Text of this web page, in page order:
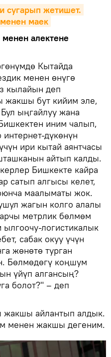
сугарып жетишет.
маек
алектене
Кытайда
менен өнүгө
кылайын деп
жакшы бут кийим эле,
ыңгайлуу жана
иним чалып,
дүкөнүн
ири кытай аянтчасы
айтып калды.
Бишкекте кайра
сатып алгысы келет,
маалыматы жок.
жагын колго алалы
метрлик бөлмөм
логистикалык
сабак окуу үчүн
жөнөтө турган
Бөлмөдөгү коңшум
үйүп алгансың?
болот?" – деп
жакшы айлантып алдык.
менен жакшы дегеним.